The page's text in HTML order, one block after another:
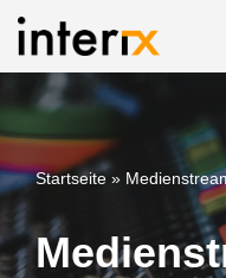
Inhalt
Startseite »